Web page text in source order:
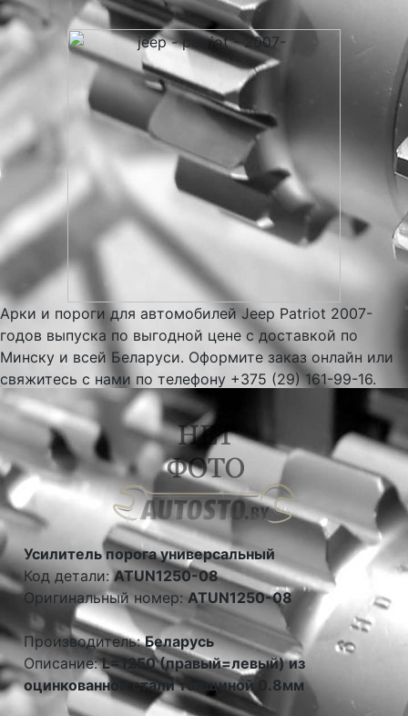
Арки и пороги для автомобилей Jeep Patriot 2007-
годов выпуска по выгодной цене с доставкой по
Минску и всей Беларуси. Оформите заказ онлайн или
свяжитесь с нами по телефону +375 (29) 161-99-16.
Усилитель порога универсальный
Код детали: ATUN1250-08
Оригинальный номер:ATUN1250-08
Производитель:Беларусь
Описание:L=1250 (правый=левый) из
оцинкованной стали толщиной 0.8мм